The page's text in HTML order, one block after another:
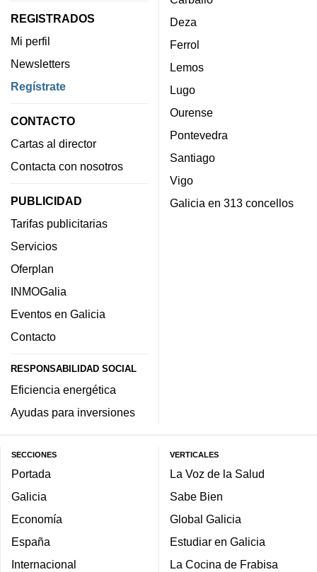
REGISTRADOS
Mi perfil
Newsletters
Regístrate
CONTACTO
Cartas al director
Contacta con nosotros
PUBLICIDAD
Tarifas publicitarias
Servicios
Oferplan
INMOGalia
Eventos en Galicia
Contacto
RESPONSABILIDAD SOCIAL
Eficiencia energética
Ayudas para inversiones
Deza
Ferrol
Lemos
Lugo
Ourense
Pontevedra
Santiago
Vigo
Galicia en 313 concellos
SECCIONES
Portada
Galicia
Economía
España
Internacional
VERTICALES
La Voz de la Salud
Sabe Bien
Global Galicia
Estudiar en Galicia
La Cocina de Frabisa